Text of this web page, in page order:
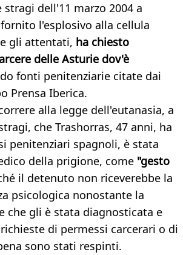
dell'11 marzo 2004 a
l'esplosivo alla cellula
gli attentati, ha chiesto
delle Asturie dov'è
fonti penitenziarie citate dai
Prensa Iberica.
alla legge dell'eutanasia, a
che Trashorras, 47 anni, ha
penitenziari spagnoli, è stata
della prigione, come "gesto
il detenuto non riceverebbe la
psicologica nonostante la
che gli è stata diagnosticata e
di permessi carcerari o di
sono stati respinti.